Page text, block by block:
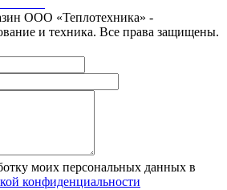
ООО «Теплотехника» -
и техника. Все права защищены.
моих персональных данных в
конфиденциальности